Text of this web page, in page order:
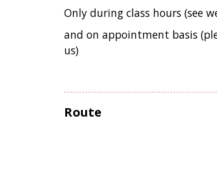
Only during class hours (see
and on appointment basis
us)
Route